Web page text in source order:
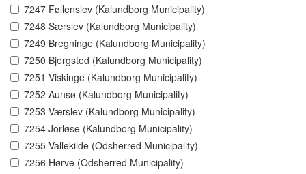
7247 Føllenslev (Kalundborg Municipality)
7248 Særslev (Kalundborg Municipality)
7249 Bregninge (Kalundborg Municipality)
7250 Bjergsted (Kalundborg Municipality)
7251 Viskinge (Kalundborg Municipality)
7252 Aunsø (Kalundborg Municipality)
7253 Værslev (Kalundborg Municipality)
7254 Jorløse (Kalundborg Municipality)
7255 Vallekilde (Odsherred Municipality)
7256 Hørve (Odsherred Municipality)